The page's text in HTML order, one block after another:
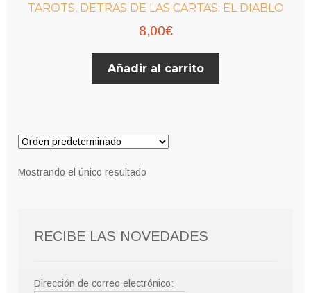
TAROTS, DETRAS DE LAS CARTAS: EL DIABLO
8,00€
Añadir al carrito
Mostrando el único resultado
RECIBE LAS NOVEDADES
Dirección de correo electrónico: